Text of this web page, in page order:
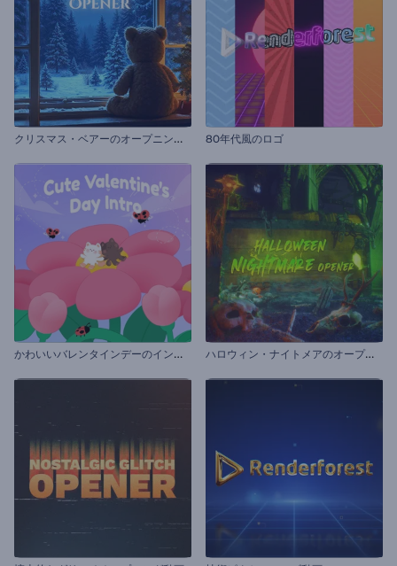
ク
リスマス・ベアーのオープニング動画 80年代風のロゴ
か
わいいバレンタインデーのイントロ ハ
ロウィン・ナイトメアのオープニング動画